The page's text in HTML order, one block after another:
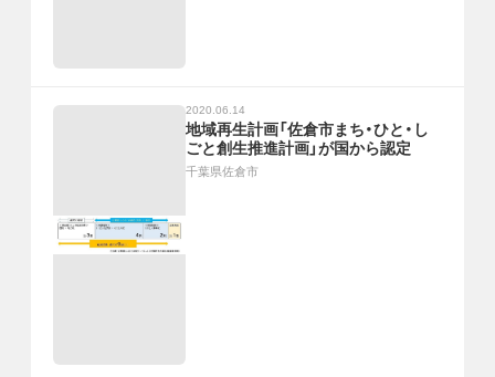
2020.06.14
地域再生計画「佐倉市まち・ひと・し
ごと創生推進計画」が国から認定
千葉県佐倉市